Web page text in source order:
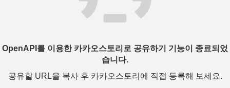
OpenAPI를 이용한 카카오스토리로 공유하기 기능이 종료되었
습니다.
공유할 URL을 복사 후 카카오스토리에 직접 등록해 보세요.